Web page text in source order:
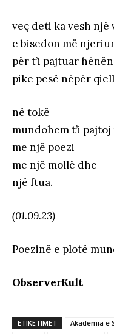
veç deti ka vesh
e bisedon më
për t’i pajtuar
pike pesë nëpër qiell
në tokë
mundohem t’i
me një poezi
me një mollë dhe
një ftua.
(01.09.23)
Poezinë e plotë
ObserverKult
ETIKETIMET
Akademia e